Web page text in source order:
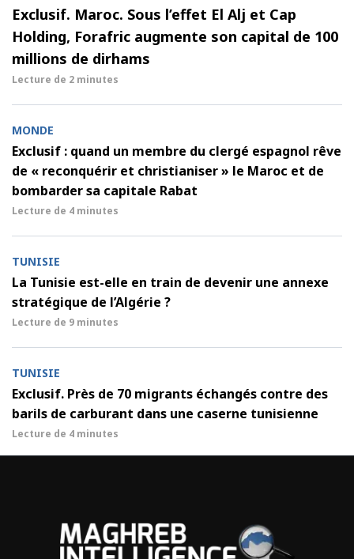
Exclusif. Maroc. Sous l’effet El Alj et Cap
Holding, Forafric augmente son capital de 100
millions de dirhams
Lecture de 2 minutes
MONDE
Exclusif : quand un membre du clergé espagnol rêve
de « reconquérir et christianiser » le Maroc et de
bombarder sa capitale Rabat
Lecture de 4 minutes
TUNISIE
La Tunisie est-elle en train de devenir une annexe
stratégique de l’Algérie ?
Lecture de 9 minutes
TUNISIE
Exclusif. Près de 70 migrants échangés contre des
barils de carburant dans une caserne tunisienne
Lecture de 4 minutes